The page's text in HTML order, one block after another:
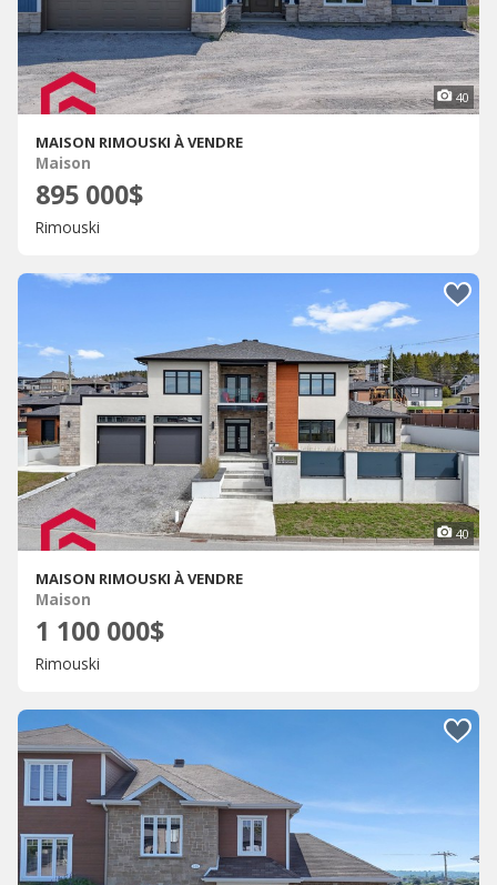
40
MAISON RIMOUSKI À VENDRE
Maison
895 000$
Rimouski
40
MAISON RIMOUSKI À VENDRE
Maison
1 100 000$
Rimouski